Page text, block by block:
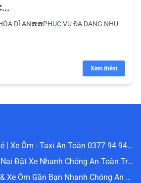
DĨ AN☎️☎️PHỤC VỤ ĐA DẠNG NHU
Xem thêm
Grab Bạc Liêu Siêu Rẻ | Xe Ôm - Taxi An Toàn 0377 94 94 94
Grab Biên Hòa Đồng Nai Đặt Xe Nhanh Chóng An Toàn Trực Tuyến 0336488240
Hướng Dẫn Gọi Taxi & Xe Ôm Gần Bạn Nhanh Chóng An Toàn Nhất Website Đặt Grab Miền Nam 0336488240